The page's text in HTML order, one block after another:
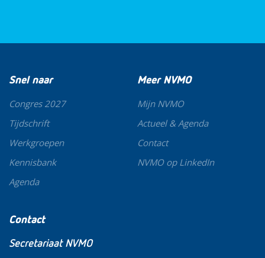
Contact
Secretariaat NVMO
Snel naar
Congres 2027
Tijdschrift
Werkgroepen
Kennisbank
Agenda
Meer NVMO
Mijn NVMO
Actueel & Agenda
Contact
NVMO op LinkedIn